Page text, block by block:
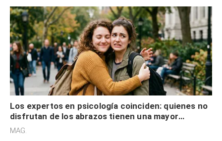
Los expertos en psicología coinciden: quienes no
disfrutan de los abrazos tienen una mayor
sensibilidad a los estímulos físicos y no es por
MAG.